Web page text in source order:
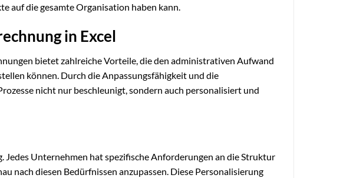
auf die gesamte Organisation haben kann.
in Excel
bietet zahlreiche Vorteile, die den administrativen Aufwand
können. Durch die Anpassungsfähigkeit und die
nicht nur beschleunigt, sondern auch personalisiert und
Unternehmen hat spezifische Anforderungen an die Struktur
nach diesen Bedürfnissen anzupassen. Diese Personalisierung